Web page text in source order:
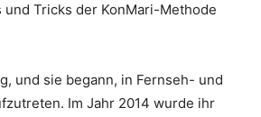
Tricks der KonMari-Methode
und sie begann, in Fernseh- und
Im Jahr 2014 wurde ihr